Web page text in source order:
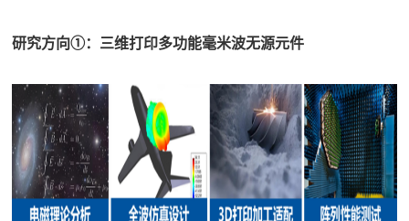
研究方向①：三维打印多功能毫米波无源元件